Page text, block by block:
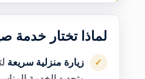
لماذا تختار خدمة
✓ زيارة منزلية سريعة